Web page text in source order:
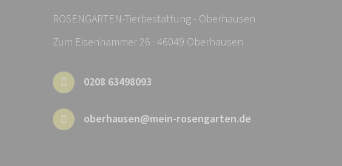
ROSENGARTEN-Tierbestattung - Oberhausen
Zum Eisenhammer 26 · 46049 Oberhausen
0208 63498093
oberhausen@mein-rosengarten.de